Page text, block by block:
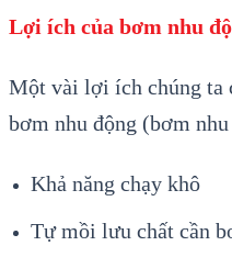
Lợi ích của bơm nhu
Một vài lợi ích chúng ta
bơm nhu động (bơm
Khả năng chạy khô
Tự mồi lưu chất cần